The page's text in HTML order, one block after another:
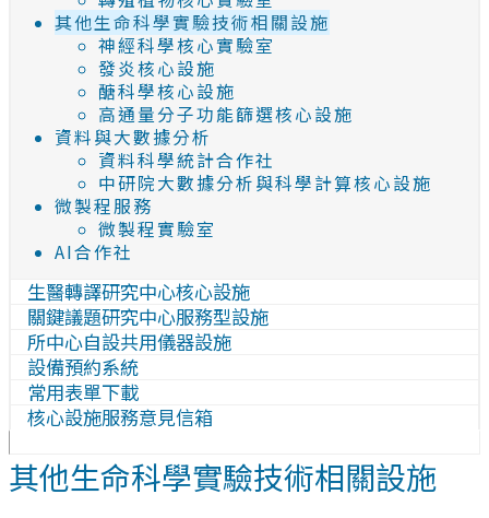
其他生命科學實驗技術相關設施
神經科學核心實驗室
發炎核心設施
醣科學核心設施
高通量分子功能篩選核心設施
資料與大數據分析
資料科學統計合作社
中研院大數據分析與科學計算核心設施
微製程服務
微製程實驗室
AI合作社
生醫轉譯研究中心核心設施
關鍵議題研究中心服務型設施
所中心自設共用儀器設施
設備預約系統
常用表單下載
核心設施服務意見信箱
其他生命科學實驗技術相關設施